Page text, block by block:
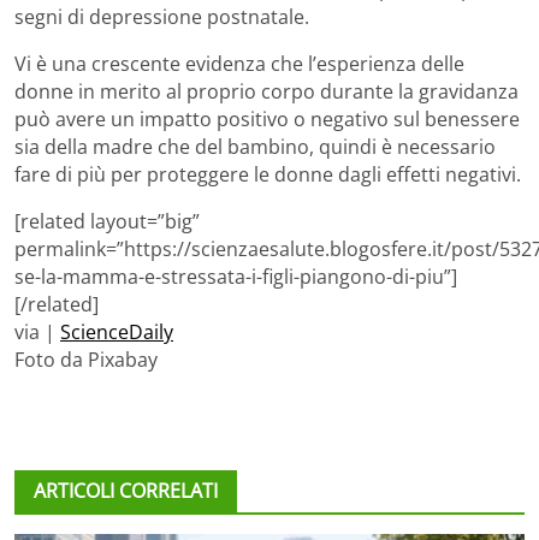
segni di depressione postnatale.
Vi è una crescente evidenza che l’esperienza delle
donne in merito al proprio corpo durante la gravidanza
può avere un impatto positivo o negativo sul benessere
sia della madre che del bambino, quindi è necessario
fare di più per proteggere le donne dagli effetti negativi.
[related layout=”big”
permalink=”https://scienzaesalute.blogosfere.it/post/
se-la-mamma-e-stressata-i-figli-piangono-di-piu”]
[/related]
via | ScienceDaily
Foto da Pixabay
ARTICOLI CORRELATI